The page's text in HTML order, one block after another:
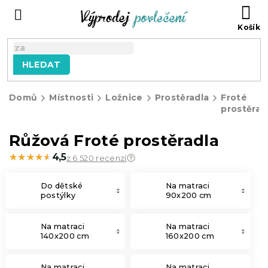
HLEDAT
Domů Místnosti Ložnice Prostěradla
Froté
Růžová Froté prostěradla
★★★★★
★★★★★ 4,5z 6 520 recenzí
Do dětské
postýlky
Na matraci
90x200 cm
Na matraci
140x200 cm
Na matraci
160x200 cm